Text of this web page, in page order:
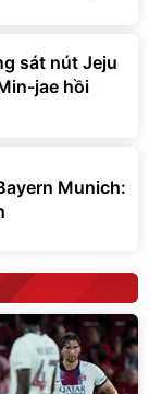
sát nút Jeju
jae hồi
Munich: